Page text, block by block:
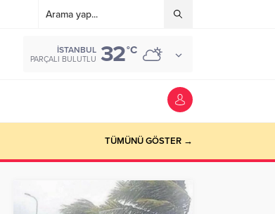
İSTANBUL
PARÇALI BULUTLU 32°C
TÜMÜNÜ GÖSTER →